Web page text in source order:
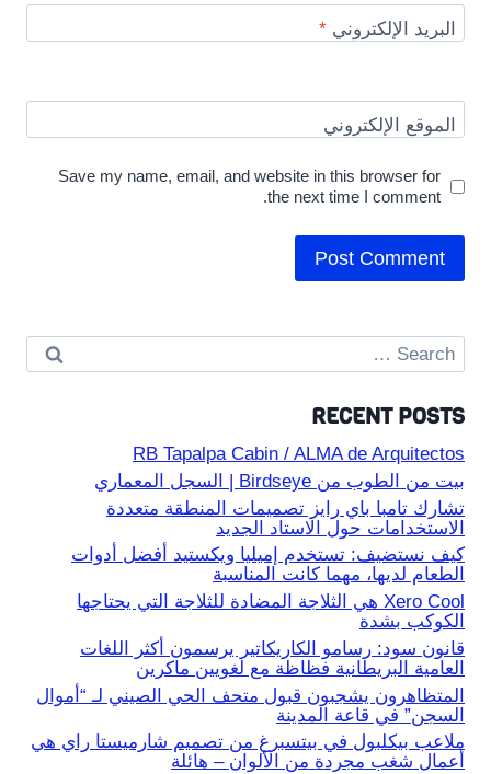
البريد الإلكتروني*
الموقع الإلكتروني
Save my name, email, and website in this browser for
the next time I comment.
Search
for:
RECENT POSTS
RB Tapalpa Cabin / ALMA de Arquitectos
بيت من الطوب من Birdseye | السجل المعماري
تشارك تامبا باي رايز تصميمات المنطقة متعددة
الاستخدامات حول الاستاد الجديد
كيف نستضيف: تستخدم إميليا ويكستيد أفضل أدوات
الطعام لديها، مهما كانت المناسبة
Xero Cool هي الثلاجة المضادة للثلاجة التي يحتاجها
الكوكب بشدة
قانون سود: رسامو الكاريكاتير يرسمون أكثر اللغات
العامية البريطانية فظاظة مع لغويين ماكرين
المتظاهرون يشجبون قبول متحف الحي الصيني لـ “أموال
السجن” في قاعة المدينة
ملاعب بيكلبول في بيتسبرغ من تصميم شارميستا راي هي
أعمال شغب مجردة من الألوان – هائلة